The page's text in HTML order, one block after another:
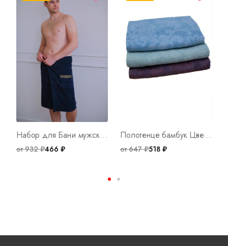
Набор для Бани мужской Арт. 1523
от 932 ₽466 ₽
Полотенце бамбук Цветочный вид Арт. 3709
от 647 ₽518 ₽